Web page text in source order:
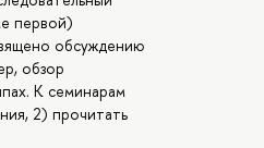
первой)
обсуждению
обзор
К семинарам
2) прочитать